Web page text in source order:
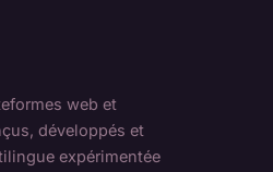
web et
développés et
expérimentée